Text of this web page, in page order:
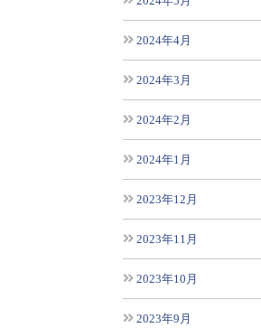
2024年4月
2024年3月
2024年2月
2024年1月
2023年12月
2023年11月
2023年10月
2023年9月